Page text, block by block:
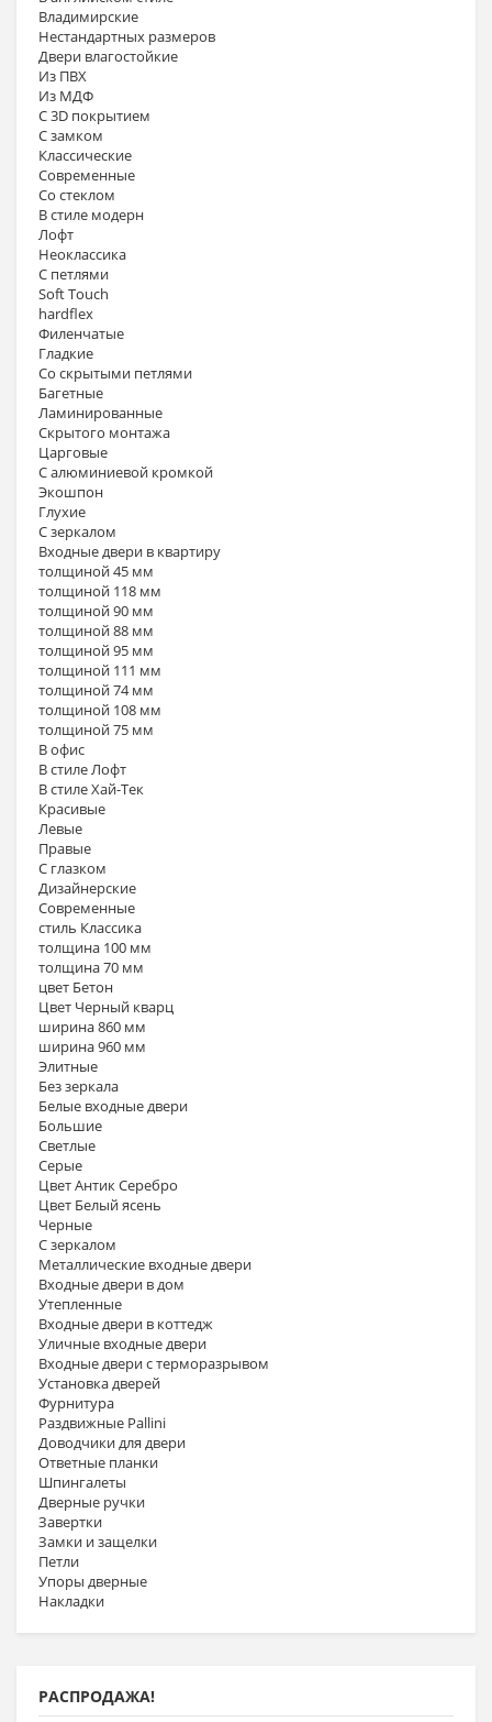
Владимирские
Нестандартных размеров
Двери влагостойкие
Из ПВХ
Из МДФ
С 3D покрытием
С замком
Классические
Современные
Со стеклом
В стиле модерн
Лофт
Неоклассика
С петлями
Soft Touch
hardflex
Филенчатые
Гладкие
Со скрытыми петлями
Багетные
Ламинированные
Скрытого монтажа
Царговые
С алюминиевой кромкой
Экошпон
Глухие
С зеркалом
Входные двери в квартиру
толщиной 45 мм
толщиной 118 мм
толщиной 90 мм
толщиной 88 мм
толщиной 95 мм
толщиной 111 мм
толщиной 74 мм
толщиной 108 мм
толщиной 75 мм
В офис
В стиле Лофт
В стиле Хай-Тек
Красивые
Левые
Правые
С глазком
Дизайнерские
Современные
стиль Классика
толщина 100 мм
толщина 70 мм
цвет Бетон
Цвет Черный кварц
ширина 860 мм
ширина 960 мм
Элитные
Без зеркала
Белые входные двери
Большие
Светлые
Серые
Цвет Антик Серебро
Цвет Белый ясень
Черные
С зеркалом
Металлические входные двери
Входные двери в дом
Утепленные
Входные двери в коттедж
Уличные входные двери
Входные двери с терморазрывом
Установка дверей
Фурнитура
Раздвижные Pallini
Доводчики для двери
Ответные планки
Шпингалеты
Дверные ручки
Завертки
Замки и защелки
Петли
Упоры дверные
Накладки
РАСПРОДАЖА!